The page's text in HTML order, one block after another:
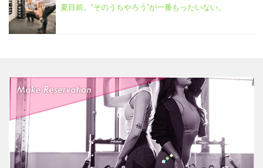
夏目前。“そのうちやろう”が一番もったいない。